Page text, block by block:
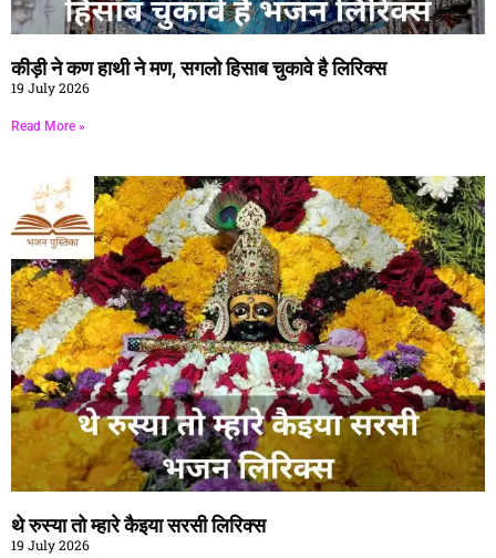
कीड़ी ने कण हाथी ने मण, सगलो हिसाब चुकावे है लिरिक्स
19 July 2026
Read More »
थे रुस्या तो म्हारे कैइया सरसी लिरिक्स
19 July 2026